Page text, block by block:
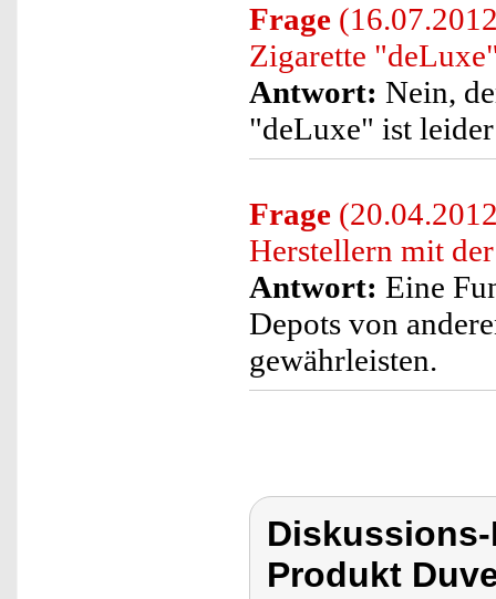
Frage
Zigarette
Antwort: Nein,
"deLuxe" ist
Frage
Herstellern mit
Antwort: Eine
Depots von
gewährleisten.
Produkt